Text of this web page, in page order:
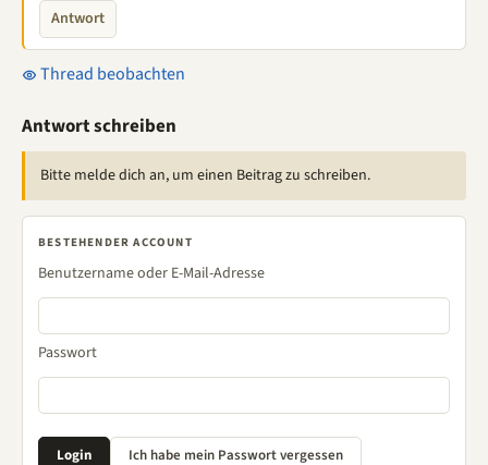
Antwort
Thread beobachten
Antwort schreiben
Bitte melde dich an, um einen Beitrag zu schreiben.
BESTEHENDER ACCOUNT
Benutzername oder E-Mail-Adresse
Passwort